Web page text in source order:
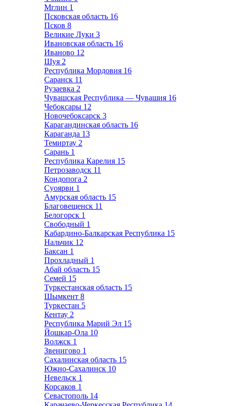
Мглин 1
Псковская область 16
Псков 8
Великие Луки 3
Ивановская область 16
Иваново 12
Шуя 2
Республика Мордовия 16
Саранск 11
Рузаевка 2
Чувашская Республика — Чувашия 16
Чебоксары 12
Новочебоксарск 3
Карагандинская область 16
Караганда 13
Темиртау 2
Сарань 1
Республика Карелия 15
Петрозаводск 11
Кондопога 2
Суоярви 1
Амурская область 15
Благовещенск 11
Белогорск 1
Свободный 1
Кабардино-Балкарская Республика 15
Нальчик 12
Баксан 1
Прохладный 1
Абай область 15
Семей 15
Туркестанская область 15
Шымкент 8
Туркестан 5
Кентау 2
Республика Марий Эл 15
Йошкар-Ола 10
Волжск 1
Звенигово 1
Сахалинская область 15
Южно-Сахалинск 10
Невельск 1
Корсаков 1
Севастополь 14